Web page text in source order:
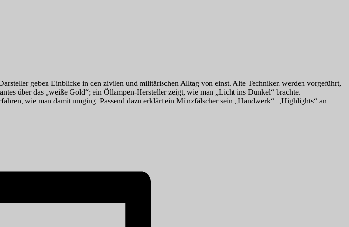
geben Einblicke in den zivilen und militärischen Alltag von einst. Alte Techniken werden vorgeführt,
über das „weiße Gold“; ein Öllampen-Hersteller zeigt, wie man „Licht ins Dunkel“ brachte.
wie man damit umging. Passend dazu erklärt ein Münzfälscher sein „Handwerk“. „Highlights“ an